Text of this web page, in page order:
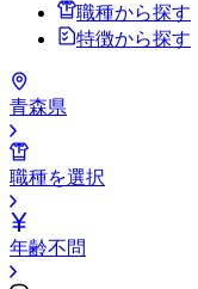
職種から探す
特徴から探す
青森県
職種を選択
年齢不問